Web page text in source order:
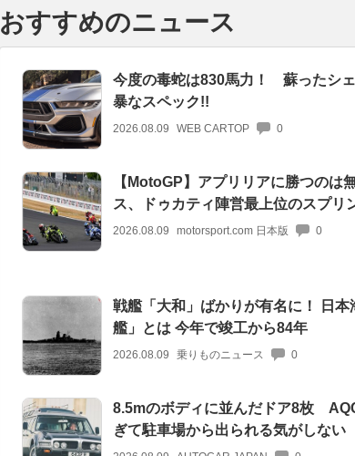
おすすめのニュース
今度の毒蛇は830馬力！ 蘇ったシ
暴なスペック!!
2026.08.09 WEB CARTOP 0
【MotoGP】アプリリアに勝つの
ス、ドゥカティ陣営最上位のスプリ
2026.08.09 motorsport.com 日本版 0
戦艦「大和」ばかりが有名に！ 日
艦」とは 今年で竣工から84年
2026.08.09 乗りものニュース 0
8.5mのボディに並んだドア8枚
ぎて駐車場から出られる気がしな